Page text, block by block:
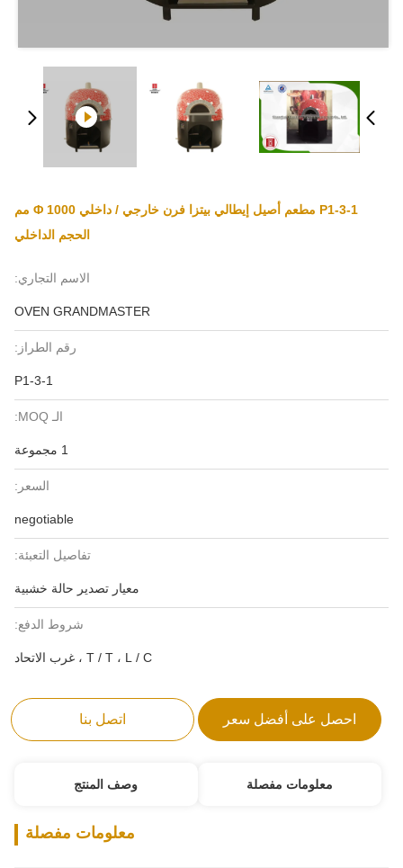
P1-3-1 مطعم أصيل إيطالي بيتزا فرن خارجي / داخلي Φ 1000 مم
الحجم الداخلي
الاسم التجاري:
OVEN GRANDMASTER
رقم الطراز:
P1-3-1
الـ MOQ:
1 مجموعة
السعر:
negotiable
تفاصيل التعبئة:
معيار تصدير حالة خشبية
شروط الدفع:
T / T ، L / C ، غرب الاتحاد
احصل على أفضل سعر اتصل بنا
معلومات مفصلة وصف المنتج
معلومات مفصلة